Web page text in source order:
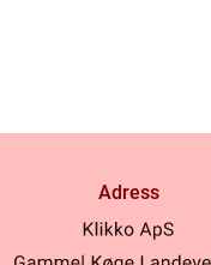
Adress